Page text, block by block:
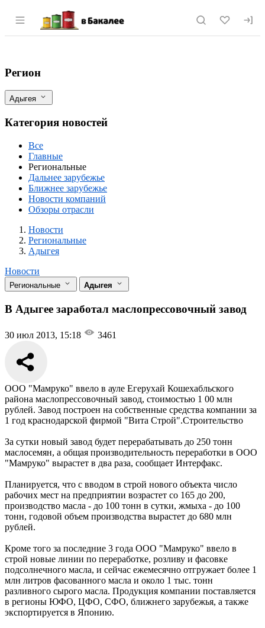
Раздел навигации по сайту vbakalee.ru
В Адыгее заработал
Фильтры
Регион
Адыгея
Категория новостей
Все
Главные
Региональные
Дальнее зарубежье
Ближнее зарубежье
Новости компаний
Обзоры отрасли
Новости
Разделы
Новости
Региональные
Адыгея
Новости
Региональные Адыгея
В Адыгее заработал маслопрессовочный завод
30 июл 2013, 15:18 3461
ООО "Мамруко" ввело в ауле Егерухай Кошехабльского
района маслопрессовочный завод, стоимостью 1 00 млн
рублей. Завод построен на собственные средства компании за
1 год краснодарской фирмой "Вита Строй".Строительство
За сутки новый завод будет перерабатывать до 250 тонн
маслосемян, а общая производительность переработки в ООО
"Мамруко" вырастет в два раза, сообщает Интерфакс.
Планируется, что с вводом в строй нового объекта число
рабочих мест на предприятии возрастет со 165 до 200,
производство масла - до 100 тонн в сутки, жмыха - до 100
тонн, годовой объем производства вырастет до 680 млн
рублей.
Кроме того за последние 3 года ООО "Мамруко" ввело в
строй новые линии по переработке, розливу и фасовке
подсолнечного масла, и сейчас ежемесячно отгружает более 1
млн литров фасованного масла и около 1 тыс. тонн
разливного сырого масла. Продукция компании поставляется
в регионы ЮФО, ЦФО, СФО, ближнего зарубежья, а также
экспортируется в Японию.